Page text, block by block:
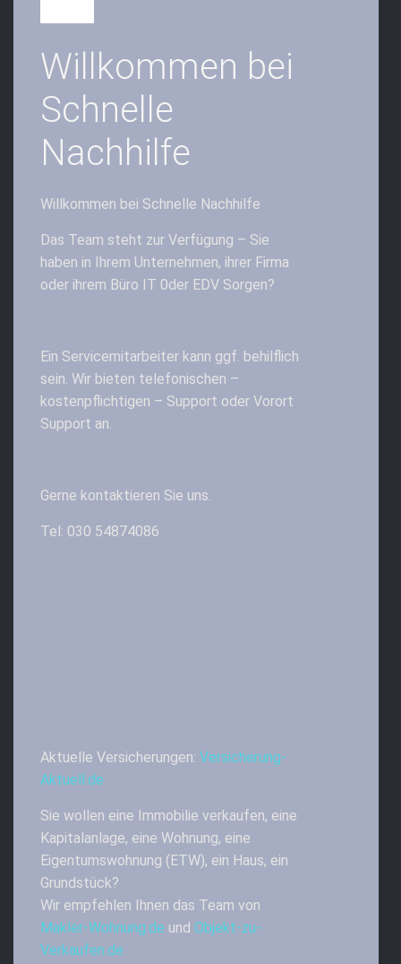
Willkommen bei
Schnelle
Nachhilfe
Willkommen bei Schnelle Nachhilfe
Das Team steht zur Verfügung – Sie
haben in Ihrem Unternehmen, ihrer Firma
oder ihrem Büro IT 0der EDV Sorgen?
Ein Servicemitarbeiter kann ggf. behilflich
sein. Wir bieten telefonischen –
kostenpflichtigen – Support oder Vorort
Support an.
Gerne kontaktieren Sie uns.
Tel: 030 54874086
Aktuelle Versicherungen: Versicherung-
Aktuell.de
Sie wollen eine Immobilie verkaufen, eine
Kapitalanlage, eine Wohnung, eine
Eigentumswohnung (ETW), ein Haus, ein
Grundstück?
Wir empfehlen Ihnen das Team von
Makler-Wohnung.de und Objekt-zu-
Verkaufen.de